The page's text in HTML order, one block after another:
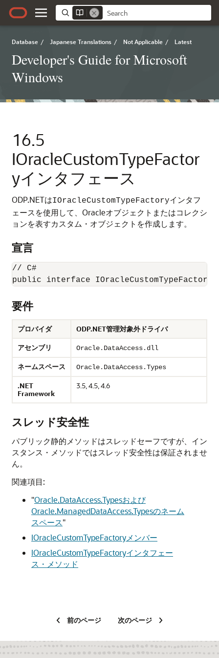
Database / Japanese Translations / Not Applicable / Latest
Developer's Guide for Microsoft
Windows
16.5
IOracleCustomTypeFactor
yインタフェース
ODP.NETはIOracleCustomTypeFactoryインタフ
ェースを使用して、Oracleオブジェクトまたはコレクシ
ョンを表すカスタム・オブジェクトを作成します。
宣言
// C#
要件
プロバイダ
ODP.NET管理対象外ドライバ
アセンブリ
Oracle.DataAccess.dll
ネームスペース Oracle.DataAccess.Types
.NET
Framework
3.5, 4.5, 4.6
スレッド安全性
パブリック静的メソッドはスレッドセーフですが、イン
スタンス・メソッドではスレッド安全性は保証されませ
ん。
関連項目:
"Oracle.DataAccess.Typesおよび
Oracle.ManagedDataAccess.Typesのネーム
スペース"
IOracleCustomTypeFactoryメンバー
IOracleCustomTypeFactoryインタフェー
ス・メソッド
前のページ 次のページ